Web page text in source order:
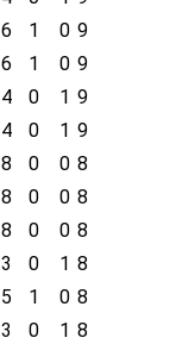
6 1 0 9
6 1 0 9
4 0 1 9
4 0 1 9
8 0 0 8
8 0 0 8
8 0 0 8
3 0 1 8
5 1 0 8
3 0 1 8